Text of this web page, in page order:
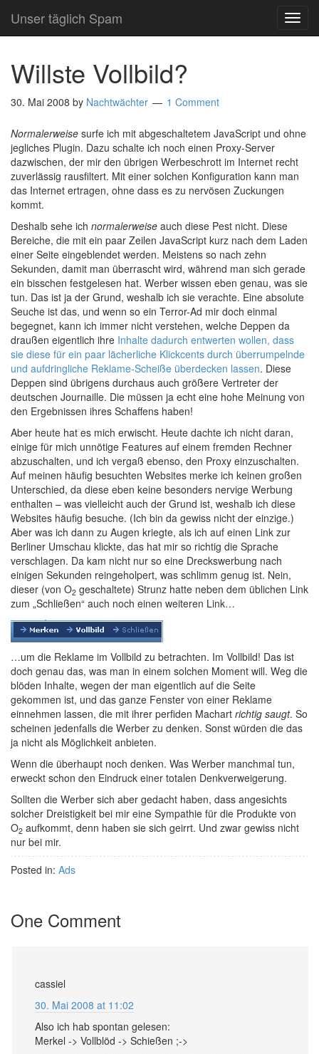
Unser täglich Spam
Willste Vollbild?
30. Mai 2008 by Nachtwächter 1 Comment
Normalerweise surfe ich mit abgeschaltetem JavaScript und ohne
jegliches Plugin. Dazu schalte ich noch einen Proxy-Server
dazwischen, der mir den übrigen Werbeschrott im Internet recht
zuverlässig rausfiltert. Mit einer solchen Konfiguration kann man
das Internet ertragen, ohne dass es zu nervösen Zuckungen
kommt.
Deshalb sehe ich normalerweise auch diese Pest nicht. Diese
Bereiche, die mit ein paar Zeilen JavaScript kurz nach dem Laden
einer Seite eingeblendet werden. Meistens so nach zehn
Sekunden, damit man überrascht wird, während man sich gerade
ein bisschen festgelesen hat. Werber wissen eben genau, was sie
tun. Das ist ja der Grund, weshalb ich sie verachte. Eine absolute
Seuche ist das, und wenn so ein Terror-Ad mir doch einmal
begegnet, kann ich immer nicht verstehen, welche Deppen da
draußen eigentlich ihre Inhalte dadurch entwerten wollen, dass
sie diese für ein paar lächerliche Klickcents durch überrumpelnde
und aufdringliche Reklame-Scheiße überdecken lassen. Diese
Deppen sind übrigens durchaus auch größere Vertreter der
deutschen Journaille. Die müssen ja echt eine hohe Meinung von
den Ergebnissen ihres Schaffens haben!
Aber heute hat es mich erwischt. Heute dachte ich nicht daran,
einige für mich unnötige Features auf einem fremden Rechner
abzuschalten, und ich vergaß ebenso, den Proxy einzuschalten.
Auf meinen häufig besuchten Websites merke ich keinen großen
Unterschied, da diese eben keine besonders nervige Werbung
enthalten – was vielleicht auch der Grund ist, weshalb ich diese
Websites häufig besuche. (Ich bin da gewiss nicht der einzige.)
Aber was ich dann zu Augen kriegte, als ich auf einen Link zur
Berliner Umschau klickte, das hat mir so richtig die Sprache
verschlagen. Da kam nicht nur so eine Dreckswerbung nach
einigen Sekunden reingeholpert, was schlimm genug ist. Nein,
dieser (von O2 geschaltete) Strunz hatte neben dem üblichen Link
zum „Schließen“ auch noch einen weiteren Link…
…um die Reklame im Vollbild zu betrachten. Im Vollbild! Das ist
doch genau das, was man in einem solchen Moment will. Weg die
blöden Inhalte, wegen der man eigentlich auf die Seite
gekommen ist, und das ganze Fenster von einer Reklame
einnehmen lassen, die mit ihrer perfiden Machart richtig saugt. So
scheinen jedenfalls die Werber zu denken. Sonst würden die das
ja nicht als Möglichkeit anbieten.
Wenn die überhaupt noch denken. Was Werber manchmal tun,
erweckt schon den Eindruck einer totalen Denkverweigerung.
Sollten die Werber sich aber gedacht haben, dass angesichts
solcher Dreistigkeit bei mir eine Sympathie für die Produkte von
O2 aufkommt, denn haben sie sich geirrt. Und zwar gewiss nicht
nur bei mir.
Posted in: Ads
One Comment
cassiel
30. Mai 2008 at 11:02
Also ich hab spontan gelesen:
Merkel -> Vollblöd -> Schießen ;->